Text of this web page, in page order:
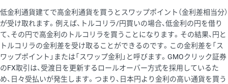
低金利通貨建てで高金利通貨を買うとスワップポイント（金利差相当分）
が受け取れます。例えば、トルコリラ/円買いの場合、低金利の円を借り
て、その円で高金利のトルコリラを買うことになります。その結果、円と
トルコリラの金利差を受け取ることができるのです。この金利差を「ス
ワップポイント」または「スワップ金利」と呼びます。GMOクリック証券
のFX取引は、受渡日を更新するロールオーバー方式を採用しているた
め、日々受払いが発生します。つまり、日本円より金利の高い通貨を買う